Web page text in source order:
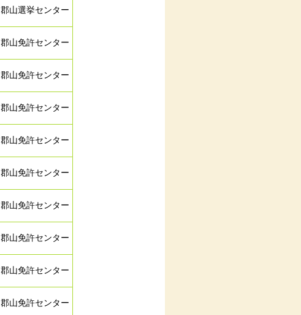
郡山選挙センター
郡山免許センター
郡山免許センター
郡山免許センター
郡山免許センター
郡山免許センター
郡山免許センター
郡山免許センター
郡山免許センター
郡山免許センター